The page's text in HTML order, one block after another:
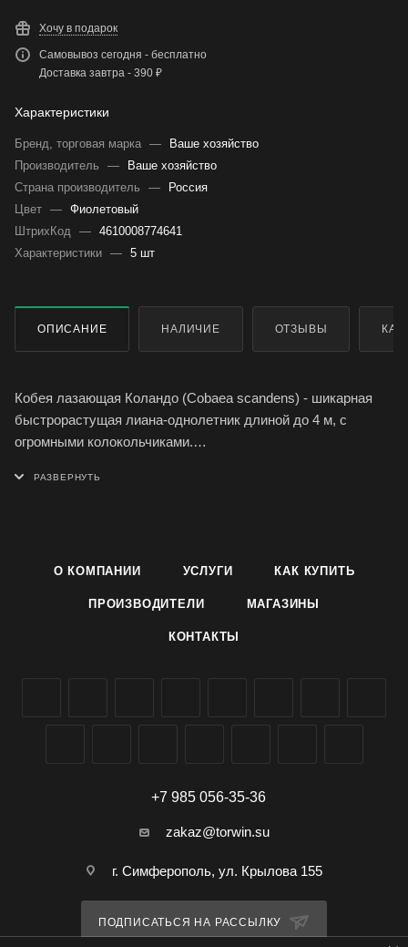
Хочу в подарок
Самовывоз сегодня - бесплатно
Доставка завтра - 390 ₽
Характеристики
Бренд, торговая марка —
Ваше хозяйство
Производитель
—
Ваше хозяйство
Страна производитель
—
Россия
Цвет — Фиолетовый
ШтрихКод — 4610008774641
Характеристики — 5 шт
ОПИСАНИЕ НАЛИЧИЕ ОТЗЫВЫ
Кобея лазающая Коландо (Cobaea scandens) - шикарная
быстрорастущая лиана-однолетник длиной до 4 м, с
огромными колокольчиками.
Листья крупные, перистые, цветки сине-фиолетовые,
Цветет с июля до заморозков, любит солнечные места.
рыхлениях и подкормках.
О КОМПАНИИ УСЛУГИ КАК КУПИТЬ
ПРОИЗВОДИТЕЛИ МАГАЗИНЫ
КОНТАКТЫ
+7 985 056-35-36
zakaz@torwin.su
г. Симферополь, ул. Крылова 155
ПОДПИСАТЬСЯ НА РАССЫЛКУ